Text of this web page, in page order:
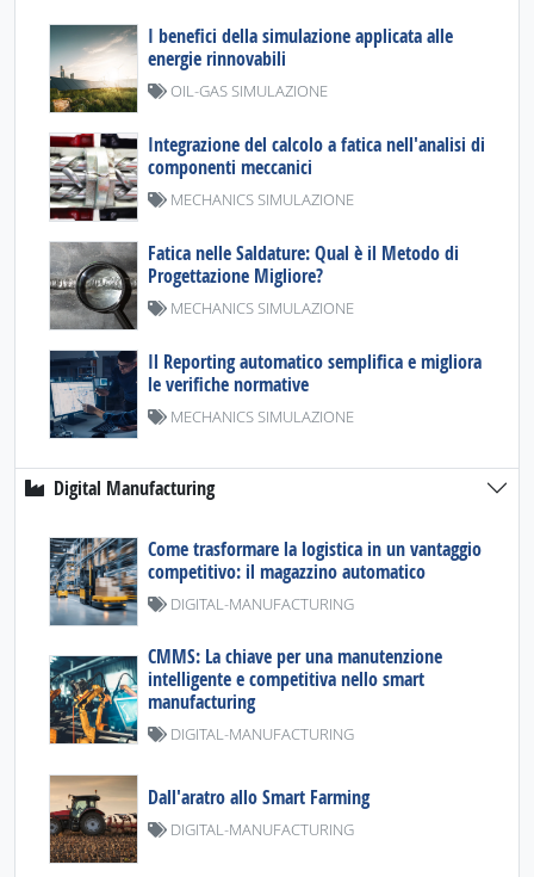
I benefici della simulazione applicata alle
energie rinnovabili
OIL-GAS SIMULAZIONE
Integrazione del calcolo a fatica nell'analisi di
componenti meccanici
MECHANICS SIMULAZIONE
Fatica nelle Saldature: Qual è il Metodo di
Progettazione Migliore?
MECHANICS SIMULAZIONE
Il Reporting automatico semplifica e migliora
le verifiche normative
MECHANICS SIMULAZIONE
Digital Manufacturing
Come trasformare la logistica in un vantaggio
competitivo: il magazzino automatico
DIGITAL-MANUFACTURING
CMMS: La chiave per una manutenzione
intelligente e competitiva nello smart
manufacturing
DIGITAL-MANUFACTURING
Dall'aratro allo Smart Farming
DIGITAL-MANUFACTURING